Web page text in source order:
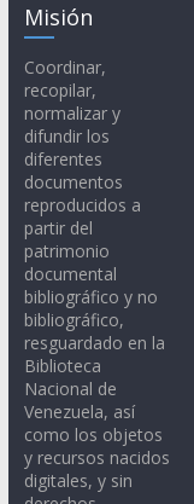
Misión
Coordinar,
recopilar,
normalizar y
difundir los
diferentes
documentos
reproducidos a
partir del
patrimonio
documental
bibliográfico y no
bibliográfico,
resguardado en la
Biblioteca
Nacional de
Venezuela, así
como los objetos
y recursos nacidos
digitales, y sin